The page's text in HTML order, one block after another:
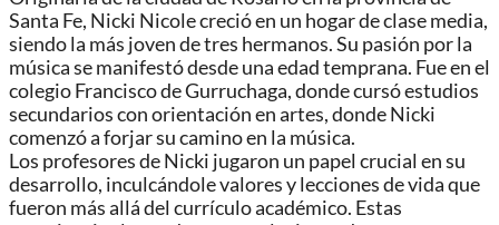
Santa Fe, Nicki Nicole creció en un hogar de clase media,
siendo la más joven de tres hermanos. Su pasión por la
música se manifestó desde una edad temprana. Fue en el
colegio Francisco de Gurruchaga, donde cursó estudios
secundarios con orientación en artes, donde Nicki
comenzó a forjar su camino en la música.
Los profesores de Nicki jugaron un papel crucial en su
desarrollo, inculcándole valores y lecciones de vida que
fueron más allá del currículo académico. Estas